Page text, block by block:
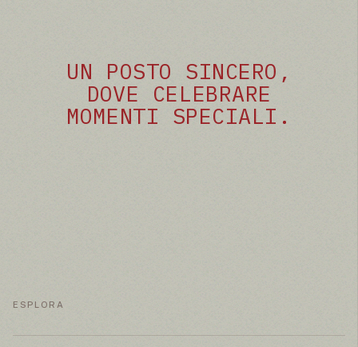
UN POSTO SINCERO,
DOVE CELEBRARE
MOMENTI SPECIALI.
ESPLORA